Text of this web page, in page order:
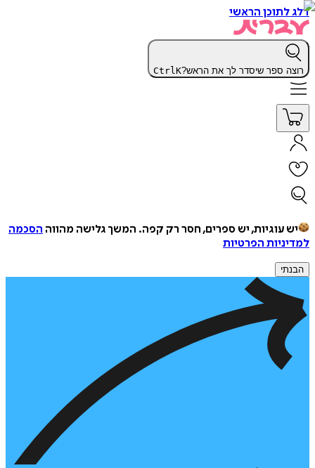
דלג לתוכן הראשי
רוצה ספר שיסדר לך את הראש? CtrlK
יש עוגיות, יש ספרים, חסר רק קפה. המשך גלישה מהווה הסכמה
למדיניות הפרטיות
הבנתי